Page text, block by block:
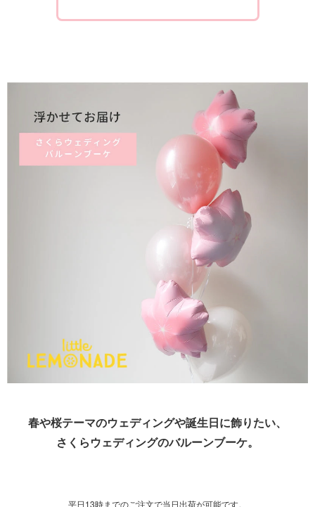
春や桜テーマのウェディングや誕生日に飾りたい、
さくらウェディングのバルーンブーケ。
平日13時までのご注文で当日出荷が可能です。